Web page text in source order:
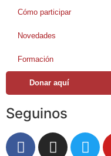
Cómo participar
Novedades
Formación
Donar aquí
Seguinos